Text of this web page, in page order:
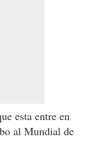
esta entre en
al Mundial de